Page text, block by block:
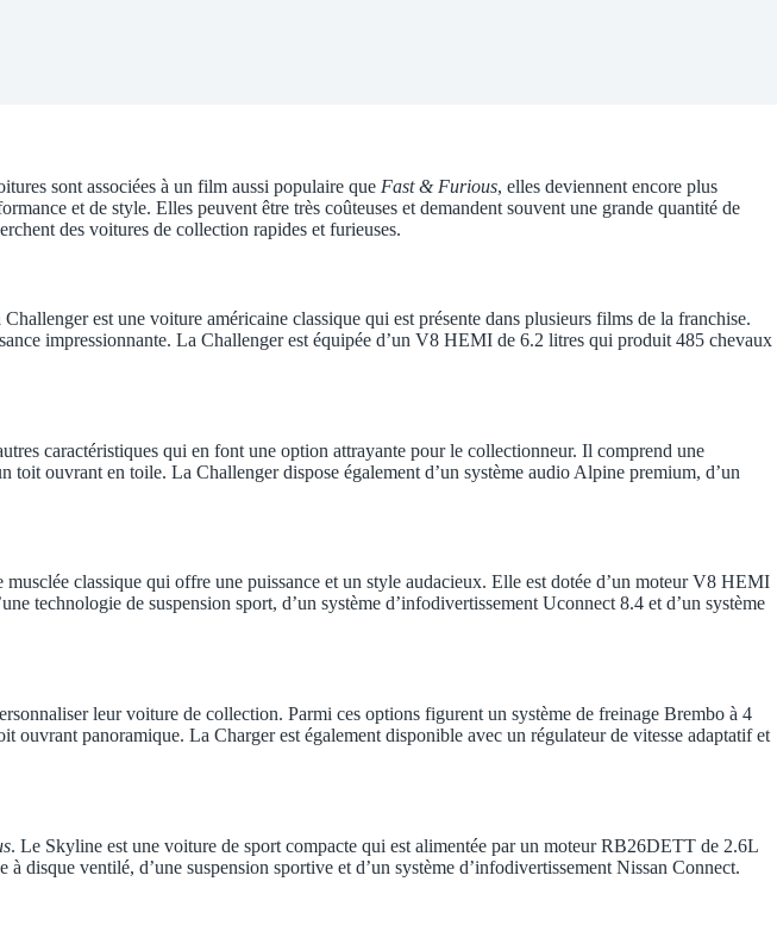
sont associées à un film aussi populaire que Fast & Furious, elles deviennent encore plus
et de style. Elles peuvent être très coûteuses et demandent souvent une grande quantité de
des voitures de collection rapides et furieuses.
Challenger est une voiture américaine classique qui est présente dans plusieurs films de la franchise.
impressionnante. La Challenger est équipée d’un V8 HEMI de 6.2 litres qui produit 485 chevaux
caractéristiques qui en font une option attrayante pour le collectionneur. Il comprend une
toit ouvrant en toile. La Challenger dispose également d’un système audio Alpine premium, d’un
musclée classique qui offre une puissance et un style audacieux. Elle est dotée d’un moteur V8 HEMI
technologie de suspension sport, d’un système d’infodivertissement Uconnect 8.4 et d’un système
leur voiture de collection. Parmi ces options figurent un système de freinage Brembo à 4
ouvrant panoramique. La Charger est également disponible avec un régulateur de vitesse adaptatif et
. Le Skyline est une voiture de sport compacte qui est alimentée par un moteur RB26DETT de 2.6L
ventilé, d’une suspension sportive et d’un système d’infodivertissement Nissan Connect.